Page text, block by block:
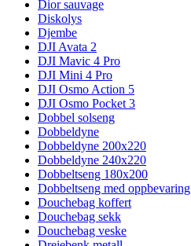
Dior sauvage
Diskolys
Djembe
DJI Avata 2
DJI Mavic 4 Pro
DJI Mini 4 Pro
DJI Osmo Action 5
DJI Osmo Pocket 3
Dobbel solseng
Dobbeldyne
Dobbeldyne 200x220
Dobbeldyne 240x220
Dobbeltseng 180x200
Dobbeltseng med oppbevaring
Douchebag koffert
Douchebag sekk
Douchebag veske